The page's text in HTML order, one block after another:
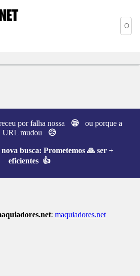
por falha nossa 😪
ou porque a
URL mudou 😥
busca: Prometemos 🙏 ser +
eficientes 👍
: maquiadores.net